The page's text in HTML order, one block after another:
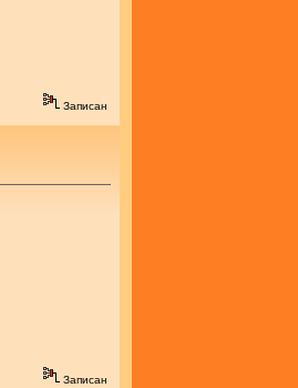
Записан
Записан